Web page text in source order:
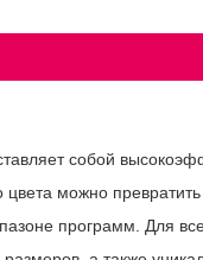
собой
можно
программ. Для